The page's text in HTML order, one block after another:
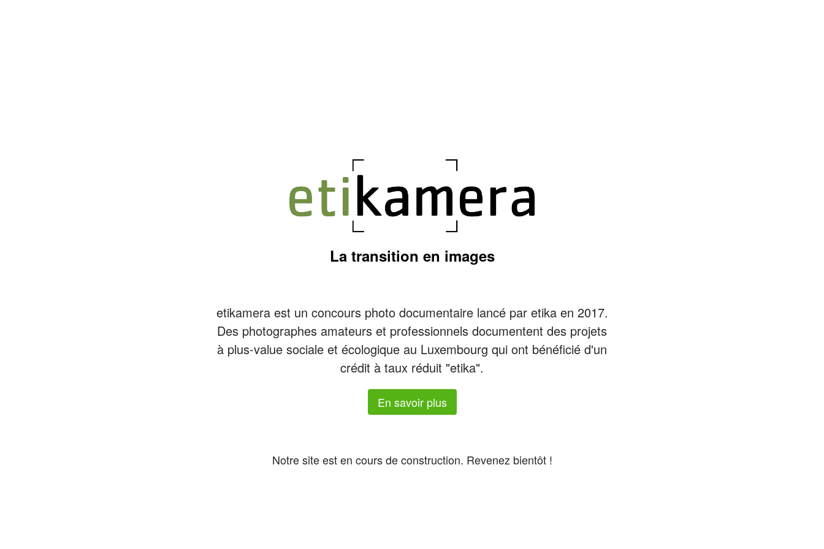
La transition en images
etikamera est un concours photo documentaire lancé par etika en 2017.
Des photographes amateurs et professionnels documentent des projets
à plus-value sociale et écologique au Luxembourg qui ont bénéficié d'un
crédit à taux réduit "etika".
En savoir plus
Notre site est en cours de construction. Revenez bientôt !